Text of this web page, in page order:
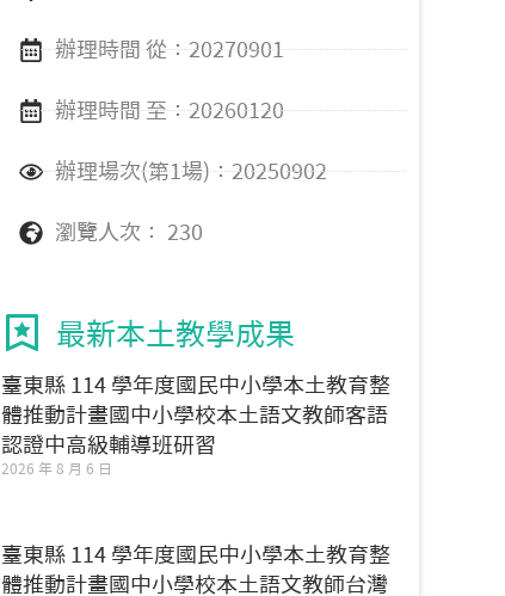
辦理時間 從：20270901
辦理時間 至：20260120
辦理場次(第1場)：20250902
瀏覽人次： 230
最新本土教學成果
臺東縣 114 學年度國民中小學本土教育整
體推動計畫國中小學校本土語文教師客語
認證中高級輔導班研習
2026 年 8 月 6 日
臺東縣 114 學年度國民中小學本土教育整
體推動計畫國中小學校本土語文教師台灣